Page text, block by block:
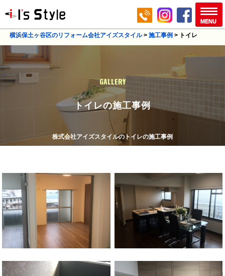
横浜保土ヶ谷区のリフォーム会社アイズスタイル> 施工事例 > トイレ
GALLERY
トイレの施工事例
株式会社アイズスタイルのトイレの施工事例
上星川駅 保土ケ谷区 保土ケ谷区 西谷駅
上星川駅 保土ケ谷区 保土ケ谷区 和田町駅